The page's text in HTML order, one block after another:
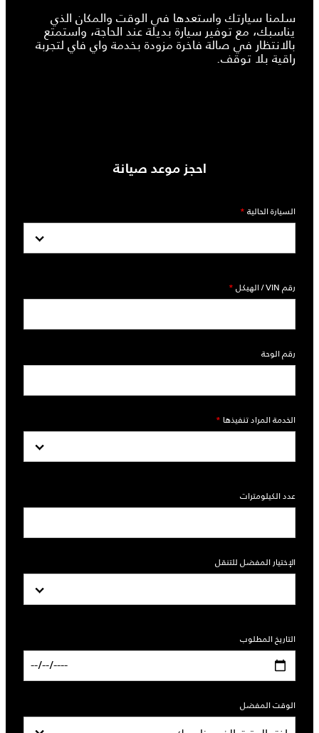
سلمنا سيارتك واستعدها في الوقت والمكان الذي
يناسبك، مع توفير سيارة بديلة عند الحاجة، واستمتع
بالانتظار في صالة فاخرة مزودة بخدمة واي فاي لتجربة
راقية بلا توقف.
احجز موعد صيانة‎
السيارة الحالية *
رقم VIN / الهيكل *
رقم الوحة
الخدمة المراد تنفيذها *
عدد الكيلومترات
الإختيار المفضل للتنقل
التاريخ المطلوب
الوقت المفضل